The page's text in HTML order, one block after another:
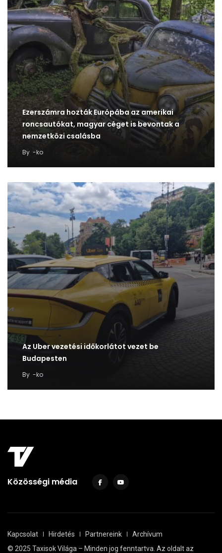
Ezerszámra hozták Európába az amerikai
roncsautókat, magyar céget is bevontak a
nemzetközi csalásba
By -ko
Az Uber vezetési időkorlátot vezet be
Budapesten
By -ko
Közösségi média
Kapcsolat Hirdetés Partnereink
Archívum
© 2025 Taxisok Világa – Minden jog fenntartva. Az oldalt az